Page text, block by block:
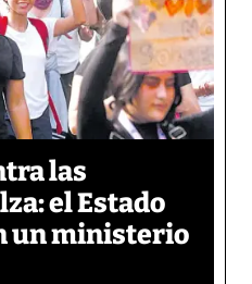
las
el Estado
un ministerio